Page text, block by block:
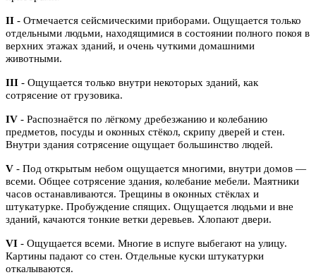
II - Отмечается сейсмическими приборами. Ощущается только
отдельными людьми, находящимися в состоянии полного покоя в
верхних этажах зданий, и очень чуткими домашними
животными.
III - Ощущается только внутри некоторых зданий, как
сотрясение от грузовика.
IV - Распознаётся по лёгкому дребезжанию и колебанию
предметов, посуды и оконных стёкол, скрипу дверей и стен.
Внутри здания сотрясение ощущает большинство людей.
V - Под открытым небом ощущается многими, внутри домов —
всеми. Общее сотрясение здания, колебание мебели. Маятники
часов останавливаются. Трещины в оконных стёклах и
штукатурке. Пробуждение спящих. Ощущается людьми и вне
зданий, качаются тонкие ветки деревьев. Хлопают двери.
VI - Ощущается всеми. Многие в испуге выбегают на улицу.
Картины падают со стен. Отдельные куски штукатурки
откалываются.